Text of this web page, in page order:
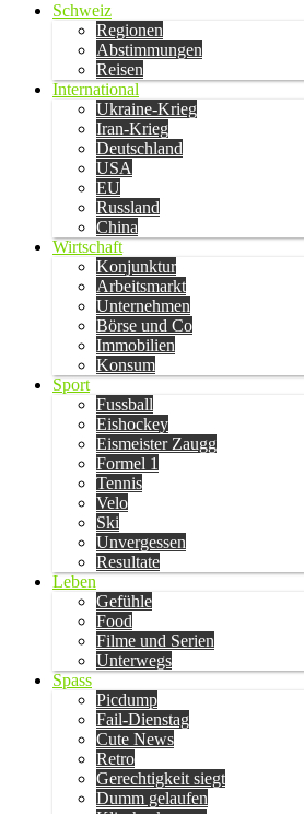
Schweiz
Regionen
Abstimmungen
Reisen
International
Ukraine-Krieg
Iran-Krieg
Deutschland
USA
EU
Russland
China
Wirtschaft
Konjunktur
Arbeitsmarkt
Unternehmen
Börse und Co
Immobilien
Konsum
Sport
Fussball
Eishockey
Eismeister Zaugg
Formel 1
Tennis
Velo
Ski
Unvergessen
Resultate
Leben
Gefühle
Food
Filme und Serien
Unterwegs
Spass
Picdump
Fail-Dienstag
Cute News
Retro
Gerechtigkeit siegt
Dumm gelaufen